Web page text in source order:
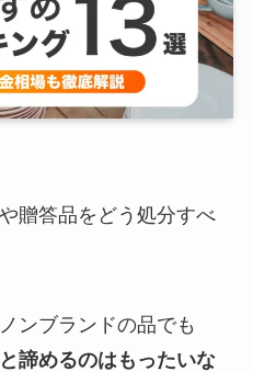
贈答品をどう処分すべ
ンブランドの品でも
諦めるのはもったいな